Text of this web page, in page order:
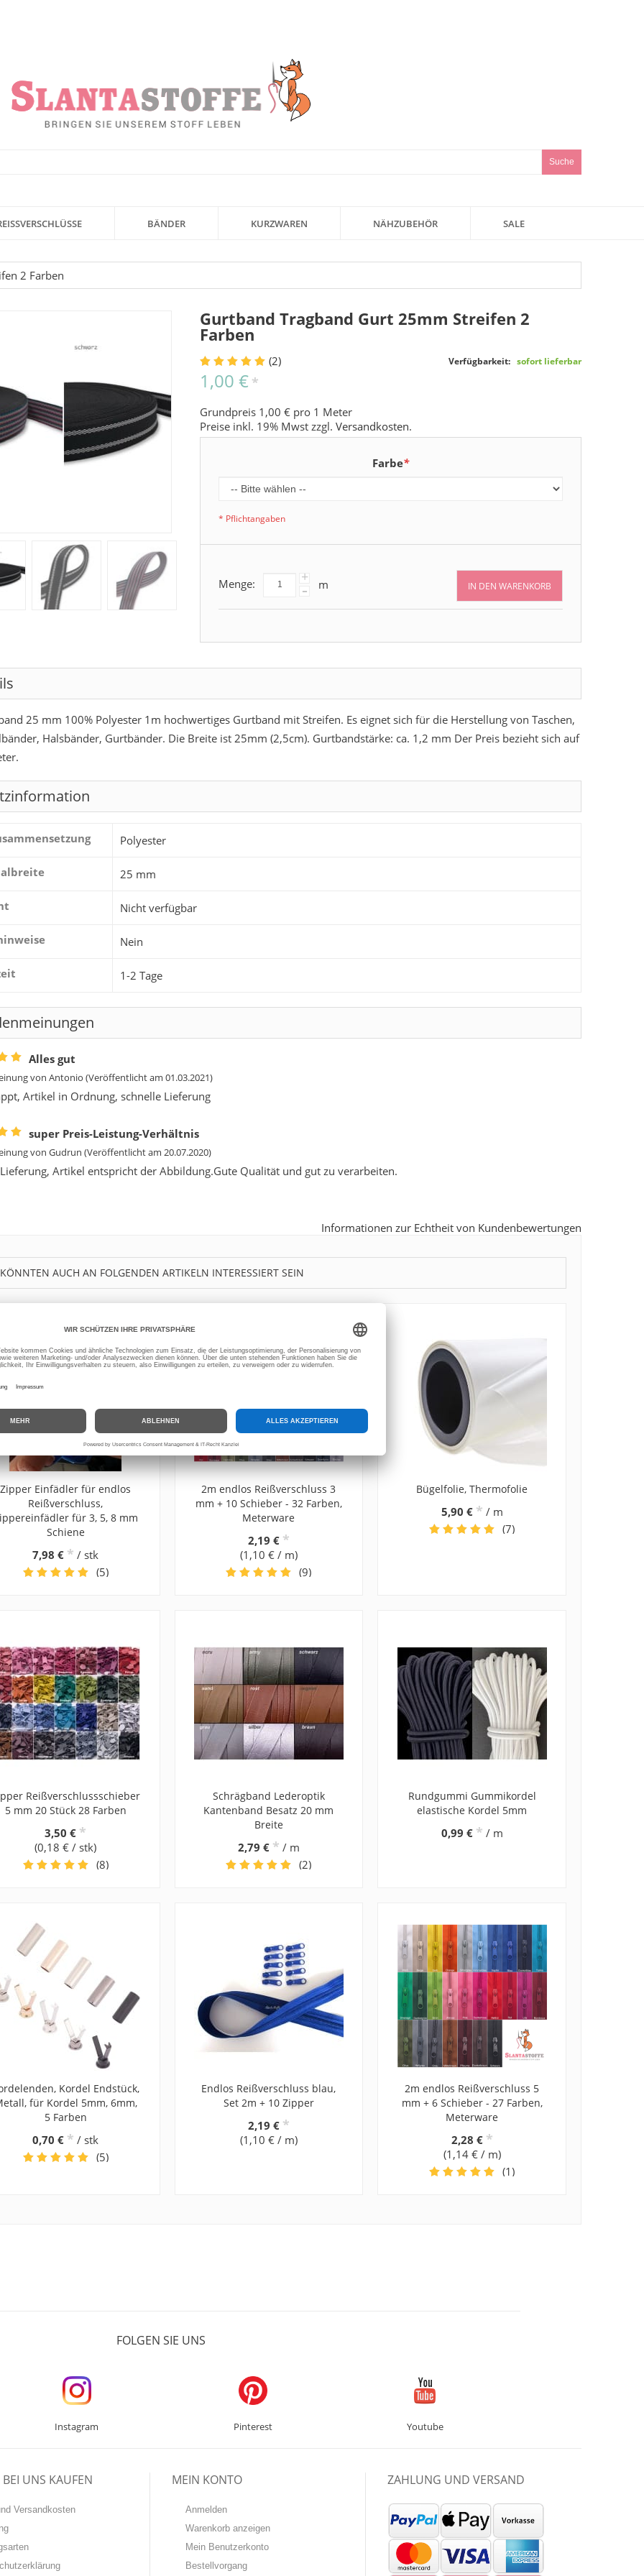
Suche
BÄNDER KURZWAREN NÄHZUBEHÖR SALE
2 Farben
Gurtband Tragband Gurt 25mm Streifen 2
Farben
(2) Verfügbarkeit: sofort lieferbar
1,00 € *
Grundpreis 1,00 € pro 1 Meter
Preise inkl. 19% Mwst zzgl.Versandkosten.
*
Farbe
* Pflichtangaben
Menge: +
- m IN DEN WARENKORB
25 mm 100% Polyester 1m hochwertiges Gurtband mit Streifen. Es eignet sich für die Herstellung von Taschen,
Halsbänder, Gurtbänder. Die Breite ist 25mm (2,5cm). Gurtbandstärke: ca. 1,2 mm Der Preis bezieht sich auf
Polyester
25 mm
Nicht verfügbar
Nein
1-2 Tage
Alles gut
von Antonio (Veröffentlicht am 01.03.2021)
Artikel in Ordnung, schnelle Lieferung
super Preis-Leistung-Verhältnis
von Gudrun (Veröffentlicht am 20.07.2020)
Artikel entspricht der Abbildung.Gute Qualität und gut zu verarbeiten.
Informationen zur Echtheit von Kundenbewertungen
AUCH AN FOLGENDEN ARTIKELN INTERESSIERT SEIN
Zipper Einfädler für endlos
Reißverschluss,
für 3, 5, 8 mm
Schiene
7,98 € * / stk
(5)
2m endlos Reißverschluss 3
mm + 10 Schieber - 32 Farben,
Meterware
2,19 € *
(1,10 € / m)
(9)
Bügelfolie, Thermofolie
5,90 € * / m
(7)
Reißverschlussschieber
5 mm 20 Stück 28 Farben
3,50 € *
(0,18 € / stk)
(8)
Schrägband Lederoptik
Kantenband Besatz 20 mm
Breite
2,79 € * / m
(2)
Rundgummi Gummikordel
elastische Kordel 5mm
0,99 € * / m
Kordel Endstück,
für Kordel 5mm, 6mm,
5 Farben
0,70 € * / stk
(5)
Endlos Reißverschluss blau,
Set 2m + 10 Zipper
2,19 € *
(1,10 € / m)
2m endlos Reißverschluss 5
mm + 6 Schieber - 27 Farben,
Meterware
2,28 € *
(1,14 € / m)
(1)
FOLGEN SIE UNS
Instagram Pinterest Youtube
UNS KAUFEN
Versandkosten
MEIN KONTO
Anmelden
Warenkorb anzeigen
Mein Benutzerkonto
Bestellvorgang
ZAHLUNG UND VERSAND